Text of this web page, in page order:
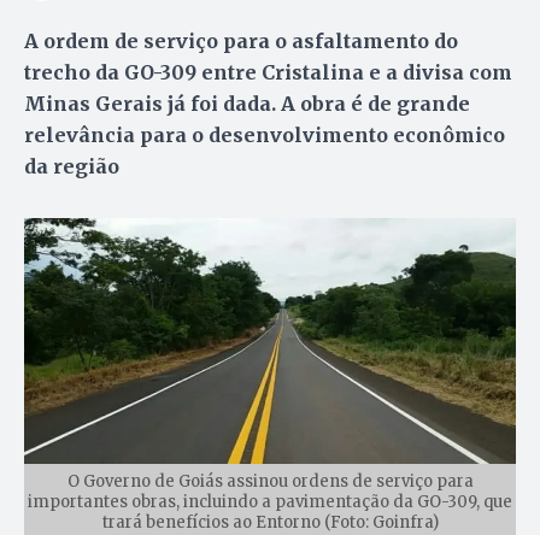
A ordem de serviço para o asfaltamento do
trecho da GO-309 entre Cristalina e a divisa com
Minas Gerais já foi dada. A obra é de grande
relevância para o desenvolvimento econômico
da região
O Governo de Goiás assinou ordens de serviço para
importantes obras, incluindo a pavimentação da GO-309, que
trará benefícios ao Entorno (Foto: Goinfra)